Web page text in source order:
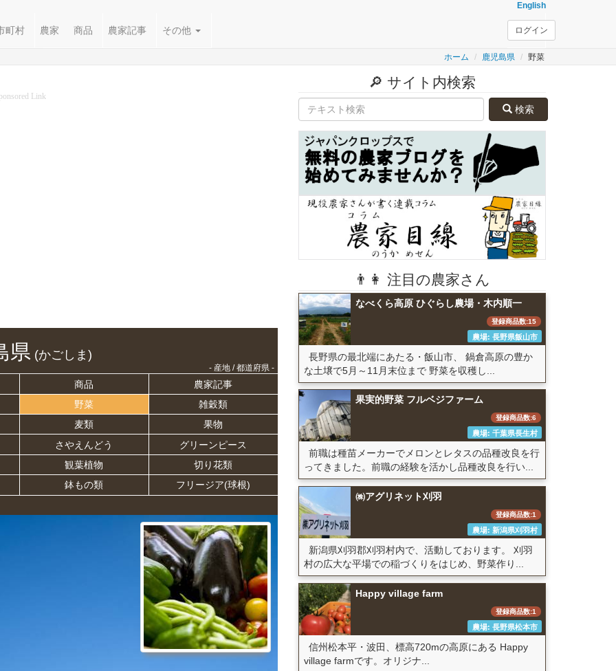
English
町村 農家 商品 農家記事 その他 ログイン
ホーム 鹿児島県 野菜
Link
県(かごしま)
- 産地 / 都道府県 -
商品
農家記事
野菜
雑穀類
麦類
果物
さやえんどう
グリーンピース
観葉植物
切り花類
鉢もの類
フリージア(球根)
🔎 サイト内検索
検索
👨👩 注目の農家さん
なべくら高原 ひぐらし農場・木内順一
登録商品数:15
農場: 長野県飯山市
長野県の最北端にあたる・飯山市、 鍋倉高原の豊か
な土壌で5月～11月末位まで 野菜を収穫し...
果実的野菜 フルベジファーム
登録商品数:6
農場: 千葉県長生村
前職は種苗メーカーでメロンとレタスの品種改良を行
ってきました。前職の経験を活かし品種改良を行い...
㈱アグリネット刈羽
登録商品数:1
農場: 新潟県刈羽村
新潟県刈羽郡刈羽村内で、活動しております。 刈羽
村の広大な平場での稲づくりをはじめ、野菜作り...
Happy village farm
登録商品数:1
農場: 長野県松本市
信州松本平・波田、標高720mの高原にある Happy
village farmです。オリジナ...